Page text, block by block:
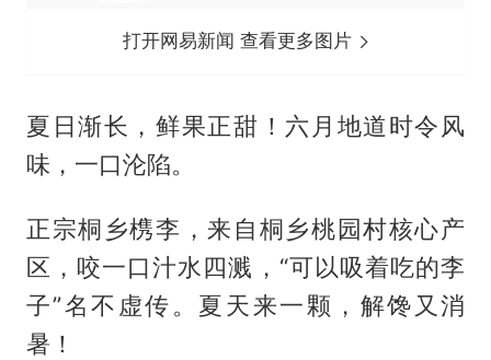
打开网易新闻 查看更多图片
夏日渐长，鲜果正甜！六月地道时令风
味，一口沦陷。
正宗桐乡槜李，来自桐乡桃园村核心产
区，咬一口汁水四溅，“可以吸着吃的李
子”名不虚传。夏天来一颗，解馋又消
暑！